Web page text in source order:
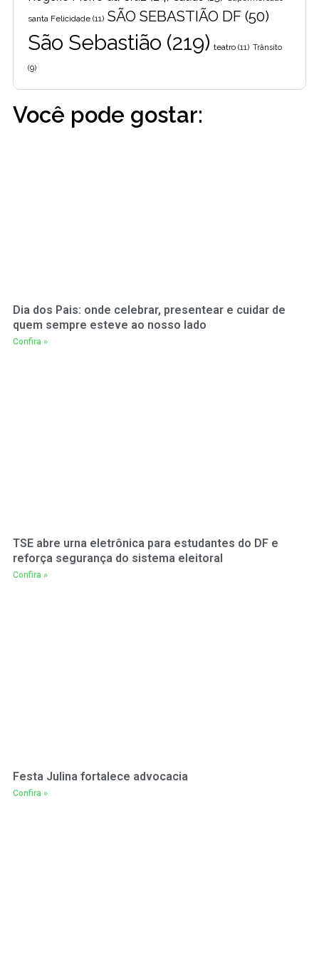
santa Felicidade (11) SÃO SEBASTIÃO DF (50)
São Sebastião (219) teatro (11) Trânsito
(9)
Você pode gostar:
Dia dos Pais: onde celebrar, presentear e cuidar de
quem sempre esteve ao nosso lado
Confira »
TSE abre urna eletrônica para estudantes do DF e
reforça segurança do sistema eleitoral
Confira »
Festa Julina fortalece advocacia
Confira »